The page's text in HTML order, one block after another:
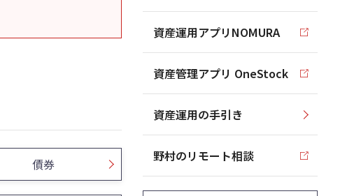
債券
資産運用アプリNOMURA
資産管理アプリ OneStock
資産運用の手引き
野村のリモート相談